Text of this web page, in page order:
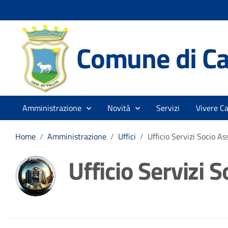
Comune di
Amministrazione Novità Servizi Vivere
Home / Amministrazione / Uffici / Ufficio Servizi Socio
Ufficio Servizi